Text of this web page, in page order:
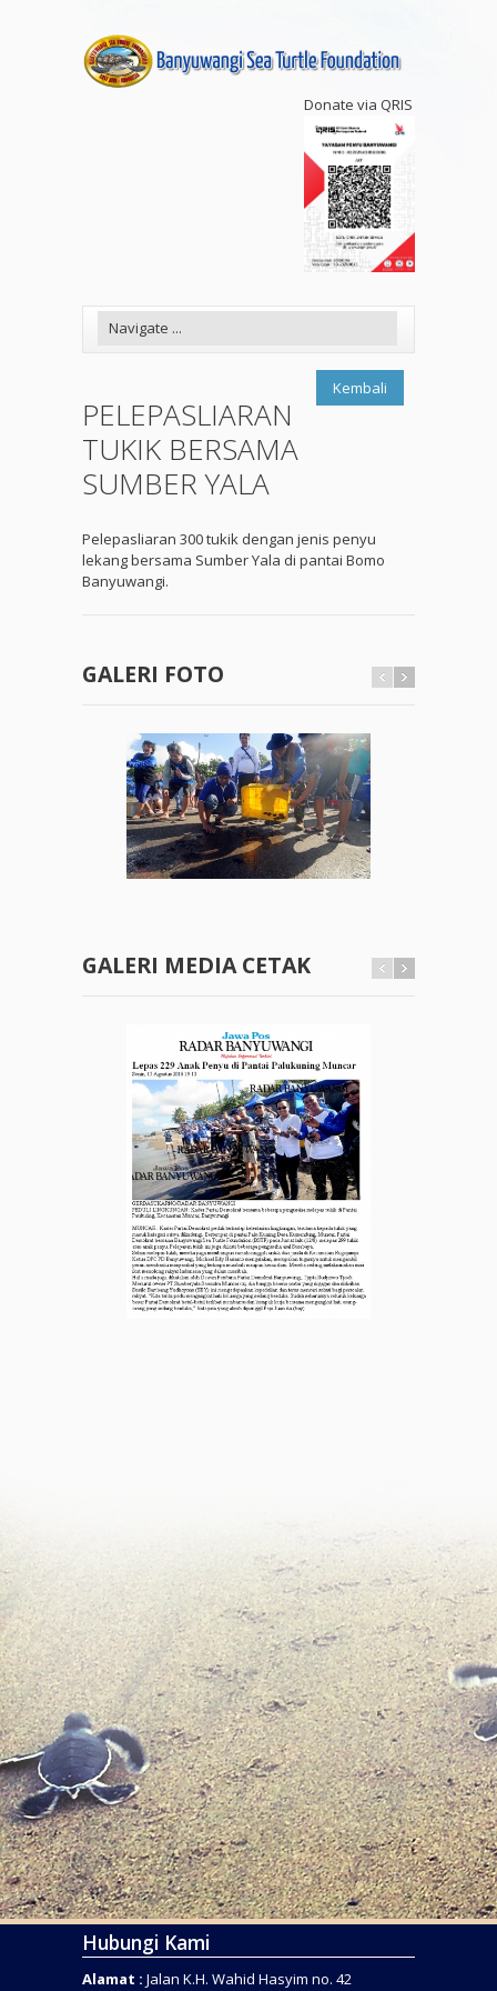
Donate via QRIS
Kembali
PELEPASLIARAN
TUKIK BERSAMA
SUMBER YALA
Pelepasliaran 300 tukik dengan jenis penyu
lekang bersama Sumber Yala di pantai Bomo
Banyuwangi.
GALERI FOTO
GALERI MEDIA CETAK
Hubungi Kami
Alamat : Jalan K.H. Wahid Hasyim no. 42